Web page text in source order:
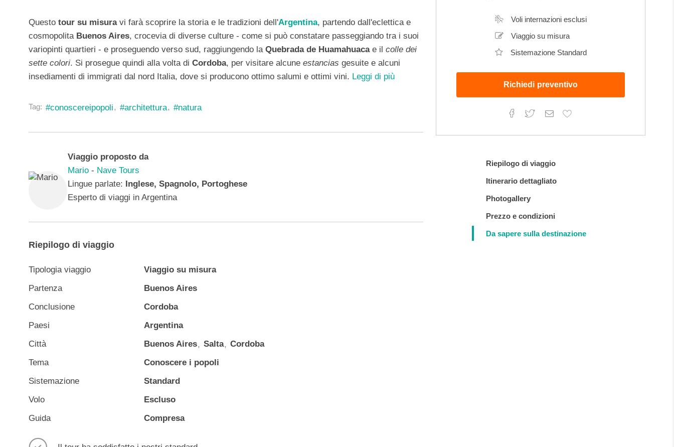
Questo tour su misuravi farà scoprire la storia e le tradizioni dell'Argentina, partendo dall'eclettica e
cosmopolita Buenos Aires, crocevia di diverse culture - come si può constatare passeggiando tra i suoi
variopinti quartieri - e proseguendo verso sud, raggiungendo la Quebrada de Huamahuacae il colle dei
sette colori. Si prosegue quindi alla volta di Cordoba, per visitare alcune estancias gesuite e alcuni
insediamenti di immigrati dal nord Italia, dove si producono ottimo salumi e ottimi vini. Leggi di più
Durante
sarete
guide
faranno
i
segreti
intimi
di
Tag: #conoscereipopoli #architettura #natura
Viaggio proposto da
Mario - Nave Tours
Lingue parlate: Inglese, Spagnolo, Portoghese
Esperto di viaggi in Argentina
Riepilogo di viaggio
Tipologia viaggio
Viaggio su misura
Partenza
Buenos Aires
Conclusione
Cordoba
Paesi
Argentina
Città
Buenos Aires Salta
Cordoba
Tema
Conoscere i popoli
Sistemazione
Standard
Volo
Escluso
Guida
Compresa
Voli internazioni esclusi
Viaggio su misura
Sistemazione Standard
Richiedi preventivo
Facebook
TwitterEmailAggiungi
Riepilogo di viaggio
Itinerario dettagliato
Photogallery
Prezzo e condizioni
Da sapere sulla destinazione